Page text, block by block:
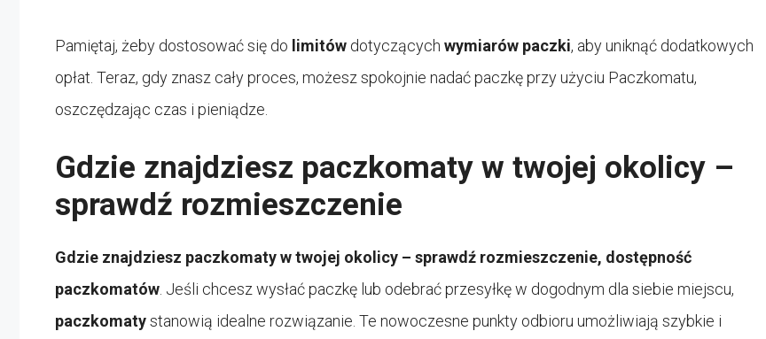
Pamiętaj, żeby dostosować się do limitów dotyczących wymiarów paczki, aby uniknąć dodatkowych
opłat. Teraz, gdy znasz cały proces, możesz spokojnie nadać paczkę przy użyciu Paczkomatu,
oszczędzając czas i pieniądze.
Gdzie znajdziesz paczkomaty w twojej okolicy –
sprawdź rozmieszczenie
Gdzie znajdziesz paczkomatyw twojej okolicy – sprawdź rozmieszczenie, dostępność
paczkomatów . Jeśli chcesz wysłać paczkę lub odebrać przesyłkę w dogodnym dla siebie miejscu,
paczkomatystanowią idealne rozwiązanie. Te nowoczesne punkty odbioru umożliwiają szybkie i